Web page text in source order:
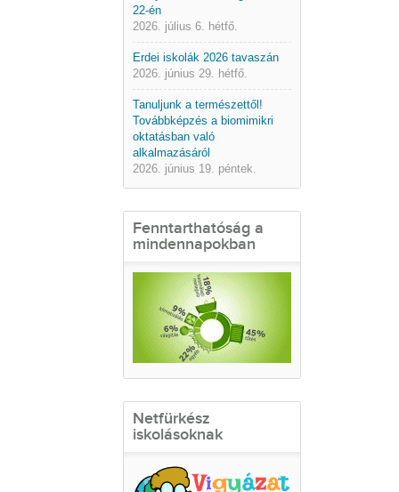
22-én
2026. július 6. hétfő.
Erdei iskolák 2026 tavaszán
2026. június 29. hétfő.
Tanuljunk a természettől!
Továbbképzés a biomimikri
oktatásban való
alkalmazásáról
2026. június 19. péntek.
Fenntarthatóság a
mindennapokban
Netfürkész
iskolásoknak